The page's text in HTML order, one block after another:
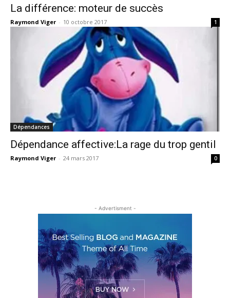
La différence: moteur de succès
Raymond Viger - 10 octobre 2017 1
Dépendances
Dépendance affective:La rage du trop gentil
Raymond Viger - 24 mars 2017 0
- Advertisment -